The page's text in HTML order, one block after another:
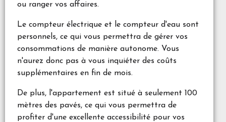
ou ranger vos affaires.
Le compteur électrique et le compteur d'eau sont
personnels, ce qui vous permettra de gérer vos
consommations de manière autonome. Vous
n'aurez donc pas à vous inquiéter des coûts
supplémentaires en fin de mois.
De plus, l'appartement est situé à seulement 100
mètres des pavés, ce qui vous permettra de
profiter d'une excellente accessibilité pour vos